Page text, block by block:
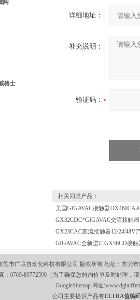
阀
格士
详细地址：
补充说明：
验证码：
相关同类产品：
GX32CDC*GIGAVAC交流接触器
GIGAVAC全新进口GX56CD接触
莞市广联自动化科技有限公司 版权所有 地址：东莞
：0769-89772590（为了确保您的询价单及时处理，
GoogleSitemap 网址:
公司主要提供产品有ELTRA值编